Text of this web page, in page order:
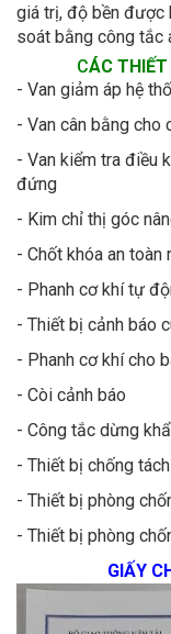
giá trị, độ bền được
soát bằng công tắc
CÁC
- Van giảm áp hệ
- Van cân bằng cho
- Van kiểm tra điều
đứng
- Kim chỉ thị góc
- Chốt khóa an toàn
- Phanh cơ khí tự
- Thiết bị cảnh báo
- Phanh cơ khí cho
- Còi cảnh báo
- Công tắc dừng
- Thiết bị chống
- Thiết bị phòng
- Thiết bị phòng
GIẤY